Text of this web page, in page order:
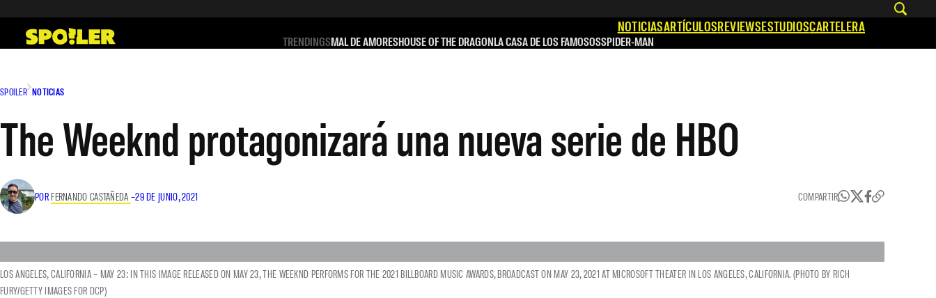
contenido
NOTICIASARTÍCULOSREVIEWSESTUDIOSCARTELERA
TRENDINGSMAL DE AMORESHOUSE OF THE DRAGONLA CASA DE LOS FAMOSOSSPIDER-MAN
SPOILER NOTICIAS
The Weeknd protagonizará una nueva serie de HBO
POR FERNANDO CASTAÑEDA –29 DE JUNIO, 2021 COMPARTIR
LOS ANGELES, CALIFORNIA – MAY 23: IN THIS IMAGE RELEASED ON MAY 23, THE WEEKND PERFORMS FOR THE 2021 BILLBOARD MUSIC AWARDS, BROADCAST ON MAY 23, 2021 AT MICROSOFT THEATER IN LOS ANGELES, CALIFORNIA. (PHOTO BY RICH
FURY/GETTY IMAGES FOR DCP)